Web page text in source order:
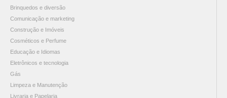
Brinquedos e diversão
Comunicação e marketing
Construção e Imóveis
Cosméticos e Perfume
Educação e Idiomas
Eletrônicos e tecnologia
Gás
Limpeza e Manutenção
Livraria e Papelaria